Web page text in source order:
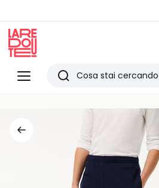
Menu
Redoute
Ricerca